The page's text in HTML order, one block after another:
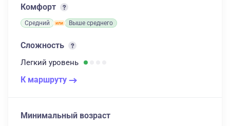
Комфорт
Средний Выше среднего
Сложность
Легкий уровень
К маршруту
Минимальный возраст